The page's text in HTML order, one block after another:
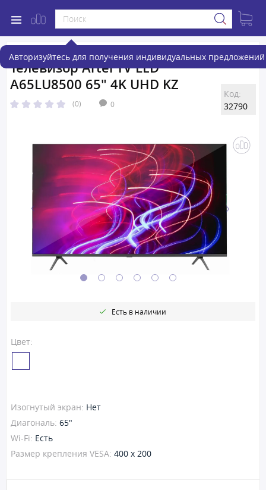
Авторизуйтесь для получения индивидуальных предложений
Телевизор Artel TV LED
A65LU8500 65" 4K UHD KZ
(0) 0
Код:
32790
Цвет:
Есть в наличии
Изогнутый экран: Нет
Диагональ: 65"
Wi-Fi: Есть
Размер крепления VESA: 400 x 200